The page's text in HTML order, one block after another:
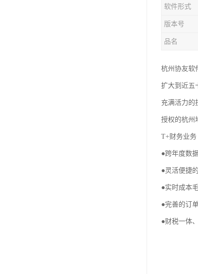
软件形式
版本号
品名
杭州协友软
扩大到近五
充满活力的
授权的杭州
T+财务业
●跨年度数
●灵活便捷
●实时成本
●完善的订
●财税一体